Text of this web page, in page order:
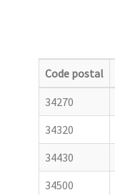
Code postal
34270
34320
34430
34500